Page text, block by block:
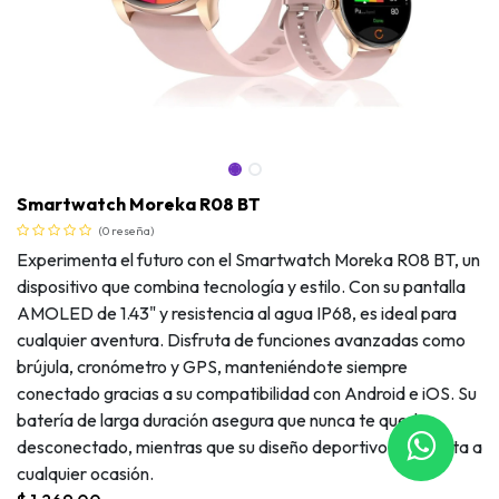
Smartwatch Moreka R08 BT
(0 reseña)
Experimenta el futuro con el Smartwatch Moreka R08 BT, un
dispositivo que combina tecnología y estilo. Con su pantalla
AMOLED de 1.43" y resistencia al agua IP68, es ideal para
cualquier aventura. Disfruta de funciones avanzadas como
brújula, cronómetro y GPS, manteniéndote siempre
conectado gracias a su compatibilidad con Android e iOS. Su
batería de larga duración asegura que nunca te quedes
desconectado, mientras que su diseño deportivo se adapta a
cualquier ocasión.